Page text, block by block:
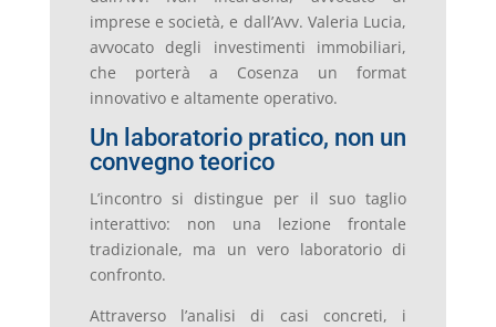
imprese e società, e dall’Avv. Valeria Lucia,
avvocato degli investimenti immobiliari,
che porterà a Cosenza un format
innovativo e altamente operativo.
Un laboratorio pratico, non un
convegno teorico
L’incontro si distingue per il suo taglio
interattivo: non una lezione frontale
tradizionale, ma un vero laboratorio di
confronto.
Attraverso l’analisi di casi concreti, i